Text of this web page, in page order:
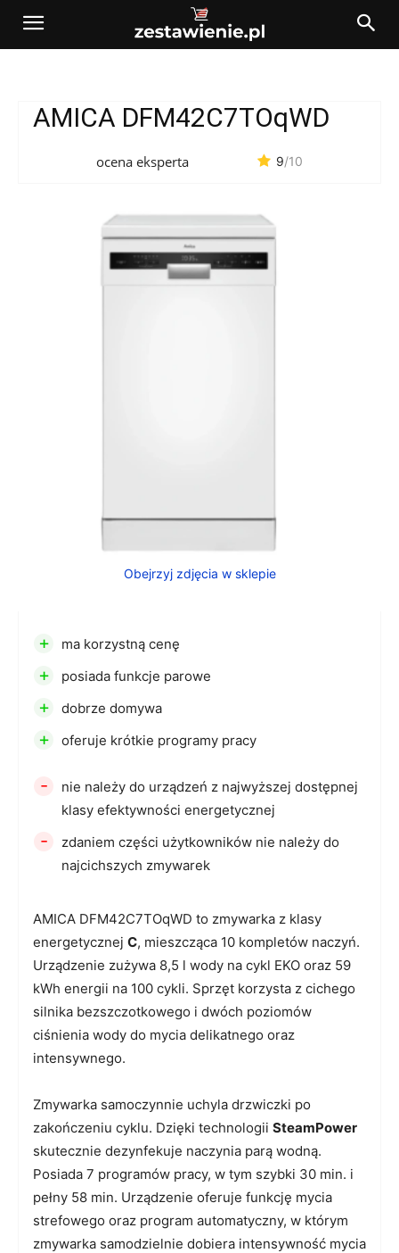
AMICA DFM42C7TOqWD
ocena eksperta 9/10
Obejrzyj zdjęcia w sklepie
AMICA DFM42C7TOqWD to zmywarka z klasy
energetycznej C, mieszcząca 10 kompletów naczyń.
Urządzenie zużywa 8,5 l wody na cykl EKO oraz 59
kWh energii na 100 cykli. Sprzęt korzysta z cichego
silnika bezszczotkowego i dwóch poziomów
ciśnienia wody do mycia delikatnego oraz
intensywnego.
Zmywarka samoczynnie uchyla drzwiczki po
zakończeniu cyklu. Dzięki technologii SteamPower
skutecznie dezynfekuje naczynia parą wodną.
Posiada 7 programów pracy, w tym szybki 30 min. i
pełny 58 min. Urządzenie oferuje funkcję mycia
strefowego oraz program automatyczny, w którym
zmywarka samodzielnie dobiera intensywność mycia
+ ma korzystną cenę
+ posiada funkcje parowe
+ dobrze domywa
+ oferuje krótkie programy pracy
-
nie należy do urządzeń z najwyższej dostępnej
klasy efektywności energetycznej
-
zdaniem części użytkowników nie należy do
najcichszych zmywarek